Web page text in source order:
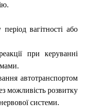
вагітності або
при керуванні
автотранспортом
можливість розвитку
системи.